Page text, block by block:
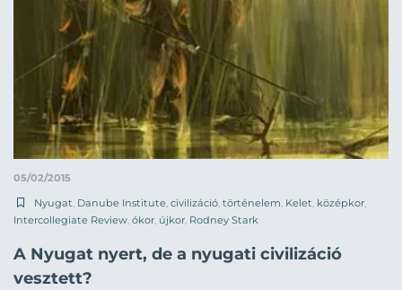
05/02/2015
Nyugat, Danube Institute, civilizáció, történelem, Kelet, középkor,
Intercollegiate Review, ókor, újkor, Rodney Stark
A Nyugat nyert, de a nyugati civilizáció
vesztett?